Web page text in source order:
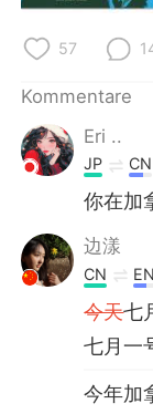
57
Kommentare
Eri ..
JP CN
你在加
边漾
CN EN
今天七
七月一
今年加